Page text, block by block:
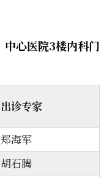
中心医院3楼内科门
出诊专家
郑海军
胡石腾